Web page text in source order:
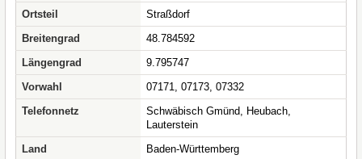
Ortsteil
Straßdorf
Breitengrad
48.784592
Längengrad
9.795747
Vorwahl
07171, 07173, 07332
Telefonnetz
Schwäbisch Gmünd, Heubach,
Lauterstein
Land
Baden-Württemberg